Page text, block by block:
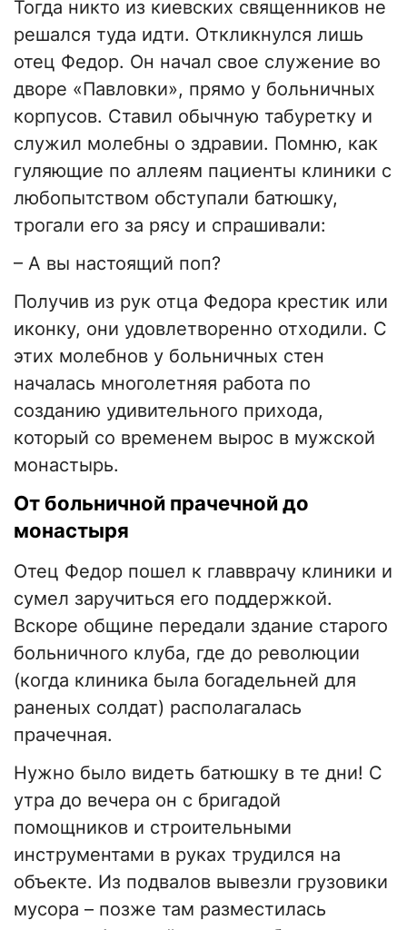
Тогда никто из киевских священников не
решался туда идти. Откликнулся лишь
отец Федор. Он начал свое служение во
дворе «Павловки», прямо у больничных
корпусов. Ставил обычную табуретку и
служил молебны о здравии. Помню, как
гуляющие по аллеям пациенты клиники с
любопытством обступали батюшку,
трогали его за рясу и спрашивали:
– А вы настоящий поп?
Получив из рук отца Федора крестик или
иконку, они удовлетворенно отходили. С
этих молебнов у больничных стен
началась многолетняя работа по
созданию удивительного прихода,
который со временем вырос в мужской
монастырь.
От больничной прачечной до
монастыря
Отец Федор пошел к главврачу клиники и
сумел заручиться его поддержкой.
Вскоре общине передали здание старого
больничного клуба, где до революции
(когда клиника была богадельней для
раненых солдат) располагалась
прачечная.
Нужно было видеть батюшку в те дни! С
утра до вечера он с бригадой
помощников и строительными
инструментами в руках трудился на
объекте. Из подвалов вывезли грузовики
мусора – позже там разместилась